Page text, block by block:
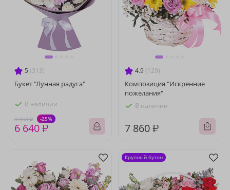
5 (313)
Букет "Лунная радуга"
В наличии
8 850 ₽ -25%
6 640 ₽
4.9 (129)
Композиция "Искренние
пожелания"
В наличии
7 860 ₽
Крупный бутон